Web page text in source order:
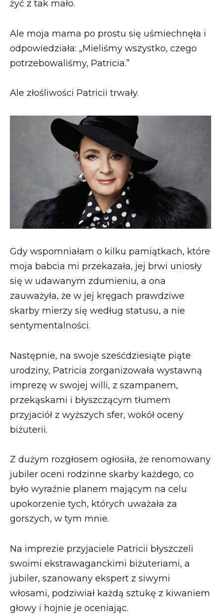
żyć z tak mało.
Ale moja mama po prostu się uśmiechnęła i
odpowiedziała: „Mieliśmy wszystko, czego
potrzebowaliśmy, Patricia.”
Ale złośliwości Patricii trwały.
Gdy wspomniałam o kilku pamiątkach, które
moja babcia mi przekazała, jej brwi uniosły
się w udawanym zdumieniu, a ona
zauważyła, że w jej kręgach prawdziwe
skarby mierzy się według statusu, a nie
sentymentalności.
Następnie, na swoje sześćdziesiąte piąte
urodziny, Patricia zorganizowała wystawną
imprezę w swojej willi, z szampanem,
przekąskami i błyszczącym tłumem
przyjaciół z wyższych sfer, wokół oceny
biżuterii.
Z dużym rozgłosem ogłosiła, że renomowany
jubiler oceni rodzinne skarby każdego, co
było wyraźnie planem mającym na celu
upokorzenie tych, których uważała za
gorszych, w tym mnie.
Na imprezie przyjaciele Patricii błyszczeli
swoimi ekstrawaganckimi biżuteriami, a
jubiler, szanowany ekspert z siwymi
włosami, podziwiał każdą sztukę z kiwaniem
głowy i hojnie je oceniając.